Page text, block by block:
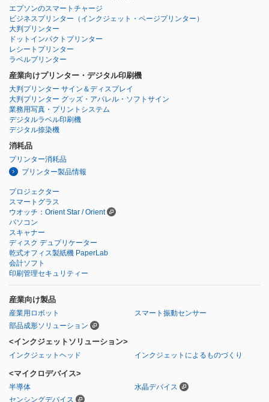
エプソンのスマートチャージ
ビジネスプリンター （インクジェット・ページプリンター）
大判プリンター
ドットインパクトプリンター
レシートプリンター
ラベルプリンター
産業向けプリンター・デジタル印刷機
大判プリンター サイン＆ディスプレイ
大判プリンター グッズ・アパレル・ソフトサイン
業務用写真・プリントシステム
デジタルラベル印刷機
デジタル捺染機
消耗品
プリンター消耗品
プリンター製品情報
プロジェクター
スマートグラス
ウオッチ：Orient Star / Orient
パソコン
スキャナー
ディスク デュプリケーター
乾式オフィス製紙機 PaperLab
会計ソフト
印刷管理セキュリティー
産業向け製品
産業用ロボット
スマート振動センサー
部品成形ソリューション
<インクジェットソリューション>
インクジェットヘッド インクジェットによるものづくり
<マイクロデバイス>
半導体
水晶デバイス
センシングデバイス